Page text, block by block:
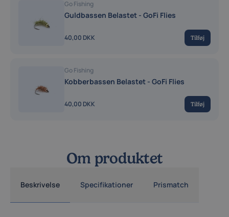
Go Fishing
Guldbassen Belastet - GoFi Flies
40,00 DKK Tilføj
Go Fishing
Kobberbassen Belastet - GoFi Flies
40,00 DKK Tilføj
Om produktet
Beskrivelse Specifikationer Prismatch